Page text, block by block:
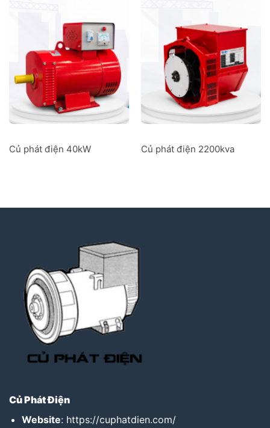
Củ phát điện 40kW Củ phát điện 2200kva
Củ Phát Điện
Website: https://cuphatdien.com/